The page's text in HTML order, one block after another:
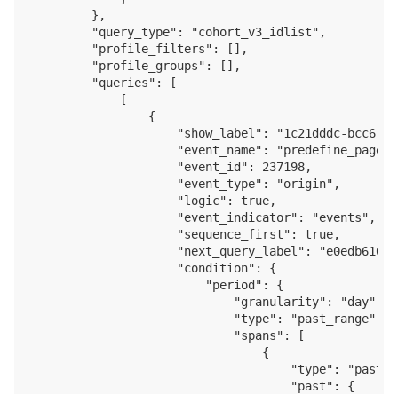
        },
        "query_type": "cohort_v3_idlist",
        "profile_filters": [],
        "profile_groups": [],
        "queries": [
            [
                {
"show_label": "1c21dddc-bcc6-
"event_name":
                    "event_id": 237198,
                    "event_type": "origin",
                    "logic": true,
                    "event_indicator": "events",
                    "sequence_first": true,
"next_query_label": "e0edb616-
                    "condition": {
                        "period": {
                            "granularity": "day",
                            "type": "past_range",
                            "spans": [
                                {
                                    "type": "past",
                                    "past": {